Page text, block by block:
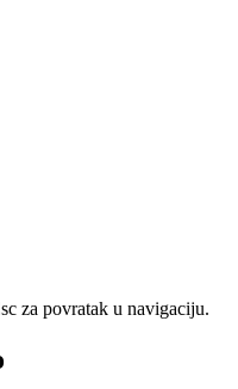
za povratak u navigaciju.